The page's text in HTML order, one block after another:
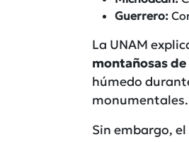
Guerrero:
La UNAM
montañosas
húmedo
monumentales.
Sin embargo,